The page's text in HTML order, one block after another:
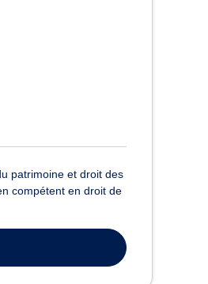
patrimoine et droit des
compétent en droit de